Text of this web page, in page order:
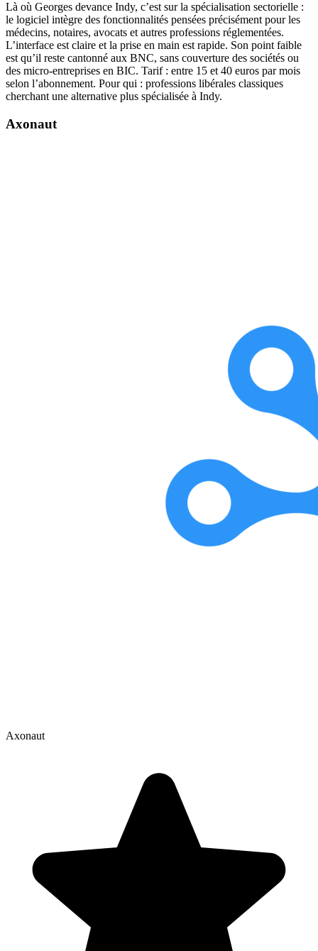
Là où Georges devance Indy, c’est sur la spécialisation sectorielle :
le logiciel intègre des fonctionnalités pensées précisément pour les
médecins, notaires, avocats et autres professions réglementées.
L’interface est claire et la prise en main est rapide. Son point faible
est qu’il reste cantonné aux BNC, sans couverture des sociétés ou
des micro-entreprises en BIC. Tarif : entre 15 et 40 euros par mois
selon l’abonnement. Pour qui : professions libérales classiques
cherchant une alternative plus spécialisée à Indy.
Axonaut
Axonaut